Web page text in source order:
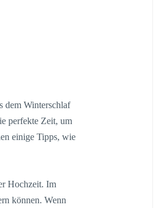
dem Winterschlaf
perfekte Zeit, um
einige Tipps, wie
Hochzeit. Im
können. Wenn